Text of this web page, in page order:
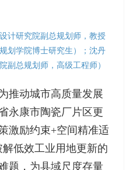
计研究院副总规划师，教授
划学院博士研究生）；沈丹
副总规划师，高级工程师）
推动城市高质量发展
永康市陶瓷厂片区更
激励约束+空间精准适
低效工业用地更新的
题，为县域尺度存量